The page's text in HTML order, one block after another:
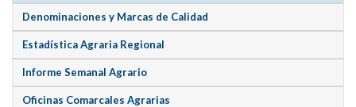
Denominaciones y Marcas de Calidad
Estadística Agraria Regional
Informe Semanal Agrario
Oficinas Comarcales Agrarias